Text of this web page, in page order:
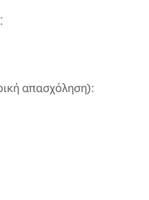
απασχόληση):